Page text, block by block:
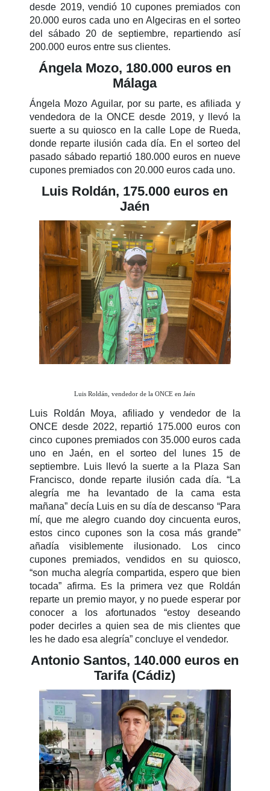
desde 2019, vendió 10 cupones premiados con
20.000 euros cada uno en Algeciras en el sorteo
del sábado 20 de septiembre, repartiendo así
200.000 euros entre sus clientes.
Ángela Mozo, 180.000 euros en
Málaga
Ángela Mozo Aguilar, por su parte, es afiliada y
vendedora de la ONCE desde 2019, y llevó la
suerte a su quiosco en la calle Lope de Rueda,
donde reparte ilusión cada día. En el sorteo del
pasado sábado repartió 180.000 euros en nueve
cupones premiados con 20.000 euros cada uno.
Luis Roldán, 175.000 euros en
Jaén
Luis Roldán, vendedor de la ONCE en Jaén
Luis Roldán Moya, afiliado y vendedor de la
ONCE desde 2022, repartió 175.000 euros con
cinco cupones premiados con 35.000 euros cada
uno en Jaén, en el sorteo del lunes 15 de
septiembre. Luis llevó la suerte a la Plaza San
Francisco, donde reparte ilusión cada día. “La
alegría me ha levantado de la cama esta
mañana” decía Luis en su día de descanso “Para
mí, que me alegro cuando doy cincuenta euros,
estos cinco cupones son la cosa más grande”
añadía visiblemente ilusionado. Los cinco
cupones premiados, vendidos en su quiosco,
“son mucha alegría compartida, espero que bien
tocada” afirma. Es la primera vez que Roldán
reparte un premio mayor, y no puede esperar por
conocer a los afortunados “estoy deseando
poder decirles a quien sea de mis clientes que
les he dado esa alegría” concluye el vendedor.
Antonio Santos, 140.000 euros en
Tarifa (Cádiz)